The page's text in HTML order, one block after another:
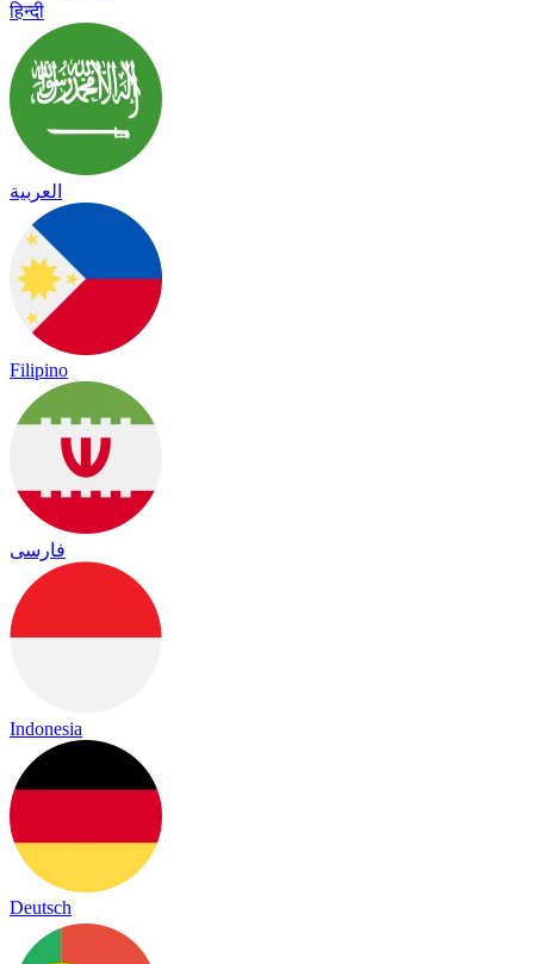
हिन्दी
العربية
Filipino
فارسی
Indonesia
Deutsch